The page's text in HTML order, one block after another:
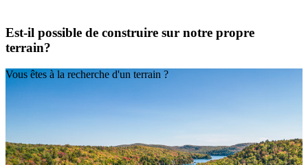
Est-il possible de construire sur notre propre
terrain?
Vous êtes à la recherche d'un terrain ?